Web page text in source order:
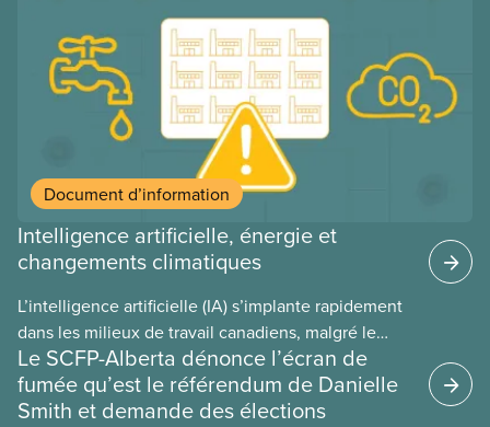
ces provinces s’interrogent sur l’incidence que ce
régime pourrait avoir sur leurs avantages
sociaux actuels.
Document d’information
Intelligence artificielle, énergie et
changements climatiques
L’intelligence artificielle (IA) s’implante rapidement
dans les milieux de travail canadiens, malgré le
manque de lois et de règlements pour l’encadrer et
de tests menés en amont. Le présent document
d’information porte sur la consommation
Le SCFP-Alberta dénonce l’écran de
fumée qu’est le référendum de Danielle
Smith et demande des élections